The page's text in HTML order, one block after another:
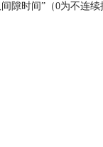
时间”（0为不